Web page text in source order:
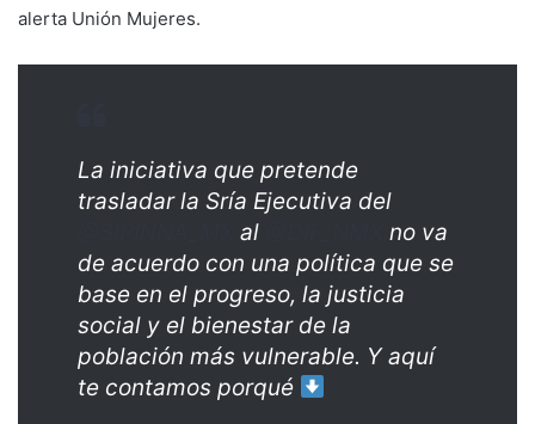
alerta Unión Mujeres.
La iniciativa que pretende
trasladar la Sría Ejecutiva del
al
no va
de acuerdo con una política que se
base en el progreso, la justicia
social y el bienestar de la
población más vulnerable. Y aquí
te contamos porqué